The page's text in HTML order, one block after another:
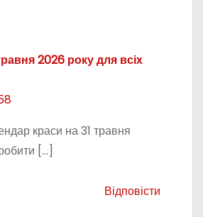
2026 року для всіх
краси на 31 травня
[…]
Відповісти